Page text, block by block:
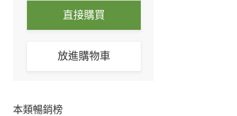
直接購買
放進購物車
本類暢銷榜